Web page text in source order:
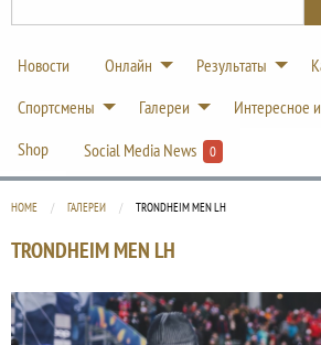
Новости Онлайн Результаты
Спортсмены
Галереи Интересное
Shop
Social Media News 0
HOME ГАЛЕРЕИ CURRENT:
TRONDHEIM MEN LH
TRONDHEIM MEN LH